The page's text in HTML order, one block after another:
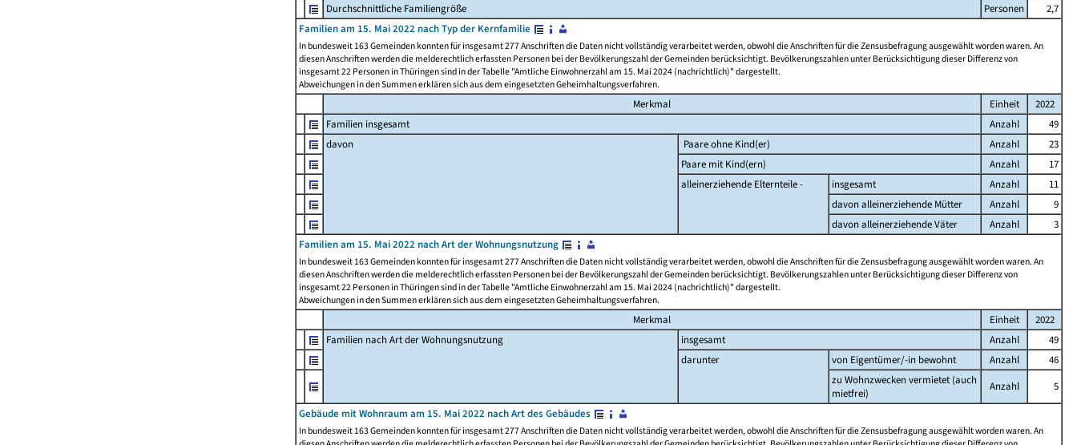
Durchschnittliche Familiengröße
Personen
2,7
Familien am 15. Mai 2022 nach Typ der Kernfamilie
In bundesweit 163 Gemeinden konnten für insgesamt 277 Anschriften die Daten nicht vollständig verarbeitet werden, obwohl die Anschriften für die Zensusbefragung ausgewählt worden waren. An
diesen Anschriften werden die melderechtlich erfassten Personen bei der Bevölkerungszahl der Gemeinden berücksichtigt. Bevölkerungszahlen unter Berücksichtigung dieser Differenz von
insgesamt 22 Personen in Thüringen sind in der Tabelle "Amtliche Einwohnerzahl am 15. Mai 2024 (nachrichtlich)" dargestellt.
Abweichungen in den Summen erklären sich aus dem eingesetzten Geheimhaltungsverfahren.
Merkmal Einheit
2022
Familien insgesamt
Anzahl
49
davon
Paare ohne Kind(er) Anzahl
23
Paare mit Kind(ern)
Anzahl
17
alleinerziehende Elternteile -
insgesamt Anzahl
11
davon alleinerziehende Mütter
Anzahl
9
davon alleinerziehende Väter
Anzahl
3
Familien am 15. Mai 2022 nach Art der Wohnungsnutzung
In bundesweit 163 Gemeinden konnten für insgesamt 277 Anschriften die Daten nicht vollständig verarbeitet werden, obwohl die Anschriften für die Zensusbefragung ausgewählt worden waren. An
diesen Anschriften werden die melderechtlich erfassten Personen bei der Bevölkerungszahl der Gemeinden berücksichtigt. Bevölkerungszahlen unter Berücksichtigung dieser Differenz von
insgesamt 22 Personen in Thüringen sind in der Tabelle "Amtliche Einwohnerzahl am 15. Mai 2024 (nachrichtlich)" dargestellt.
Abweichungen in den Summen erklären sich aus dem eingesetzten Geheimhaltungsverfahren.
Merkmal Einheit
2022
Familien nach Art der Wohnungsnutzung
insgesamt Anzahl
49
darunter
von Eigentümer/-in bewohnt Anzahl
46
zu Wohnzwecken vermietet (auch
mietfrei)
Anzahl
5
Gebäude mit Wohnraum am 15. Mai 2022 nach Art des Gebäudes
In bundesweit 163 Gemeinden konnten für insgesamt 277 Anschriften die Daten nicht vollständig verarbeitet werden, obwohl die Anschriften für die Zensusbefragung ausgewählt worden waren. An